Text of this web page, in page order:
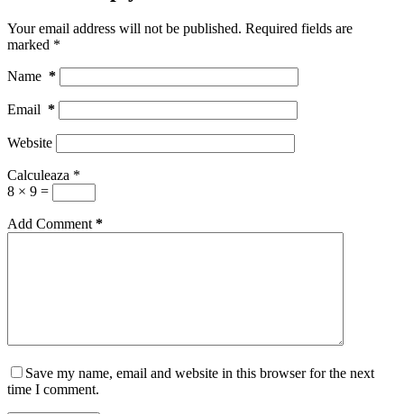
Your email address will not be published. Required fields are
marked *
Name *
Email *
Website
Calculeaza *
8 × 9 =
Add Comment *
Save my name, email and website in this browser for the next
time I comment.